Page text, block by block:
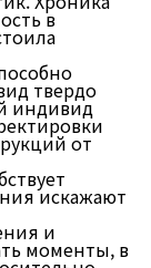
в
твердо
индивид
от
искажают
и
моменты, в